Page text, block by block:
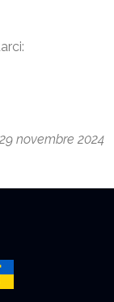
29 novembre 2024